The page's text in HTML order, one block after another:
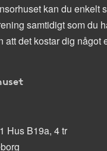
kan du enkelt
samtidigt som du
att det kostar dig något
Hus B19a, 4 tr